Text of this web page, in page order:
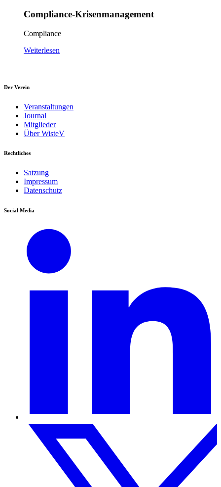
Compliance-Krisenmanagement
Compliance
Weiterlesen
Der Verein
Veranstaltungen
Journal
Mitglieder
Über WisteV
Rechtliches
Satzung
Impressum
Datenschutz
Social Media